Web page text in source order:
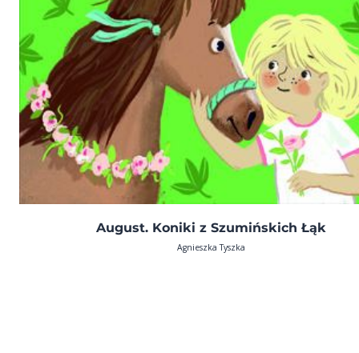
August. Koniki z Szumińskich Łąk
Agnieszka Tyszka